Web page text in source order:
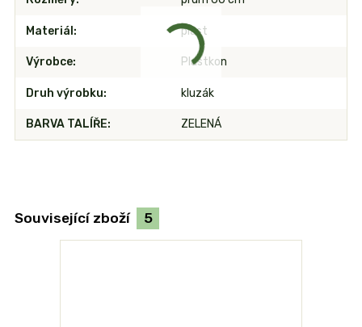
Materiál plast
Výrobce Plastkon
Druh výrobku kluzák
BARVA TALÍŘE ZELENÁ
Související zboží 5